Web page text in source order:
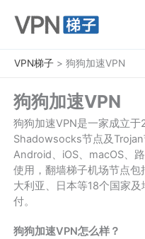
VPN梯子 > 狗狗加速VPN
狗狗加速VPN
狗狗加速VPN是一家成立
Shadowsocks节点及
Android、iOS、macOS、
使用，翻墙梯子机场节点
大利亚、日本等18个国家
付。
狗狗加速VPN怎么样？